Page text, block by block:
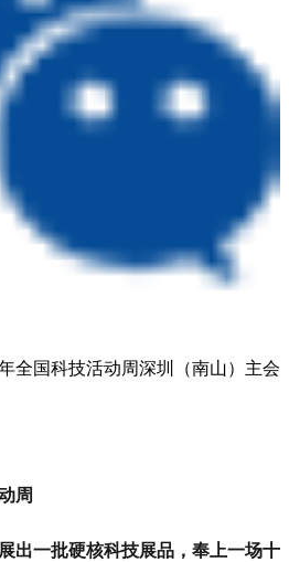
全国科技活动周深圳（南山）主会
周
出一批硬核科技展品，奉上一场十